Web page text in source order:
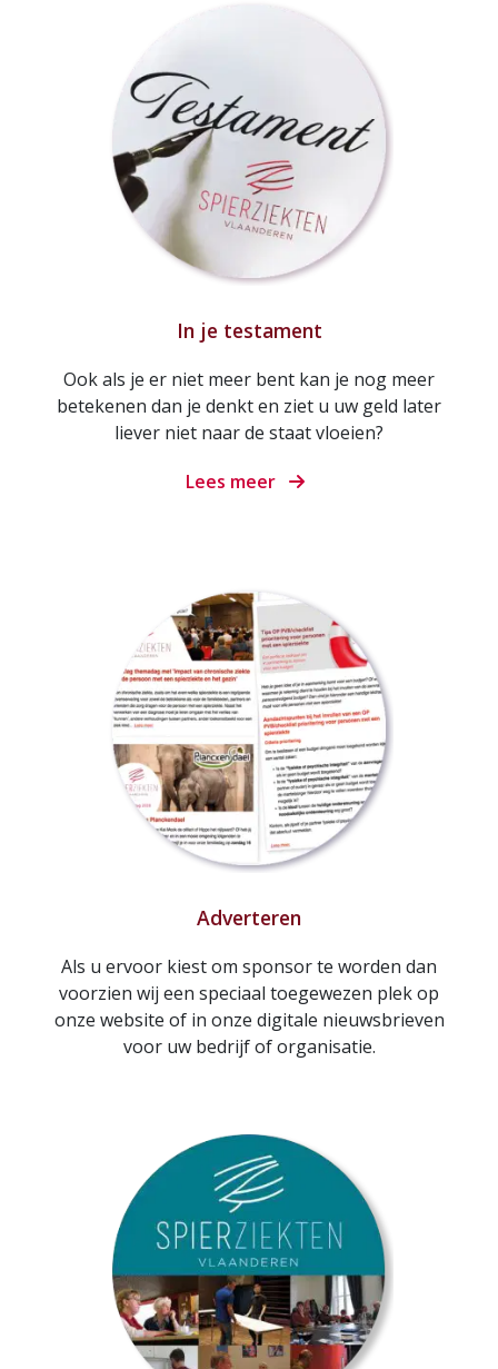
In je testament
Ook als je er niet meer bent kan je nog meer
betekenen dan je denkt en ziet u uw geld later
liever niet naar de staat vloeien?
Lees meer
Adverteren
Als u ervoor kiest om sponsor te worden dan
voorzien wij een speciaal toegewezen plek op
onze website of in onze digitale nieuwsbrieven
voor uw bedrijf of organisatie.